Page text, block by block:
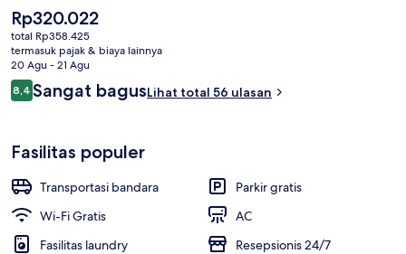
Kamar Standar | Tempat tidur lipat/
Harga
saat
ini
Rp320.022
Rp320.022
total Rp358.425
termasuk pajak & biaya lainnya
20 Agu - 21 Agu
Ulasan
8,48,4 dari 10
Sangat bagusLihat total 56 ulasan
Fasilitas populer
Transportasi bandara
Parkir gratis
Wi-Fi Gratis
AC
Fasilitas laundry
Resepsionis 24/7